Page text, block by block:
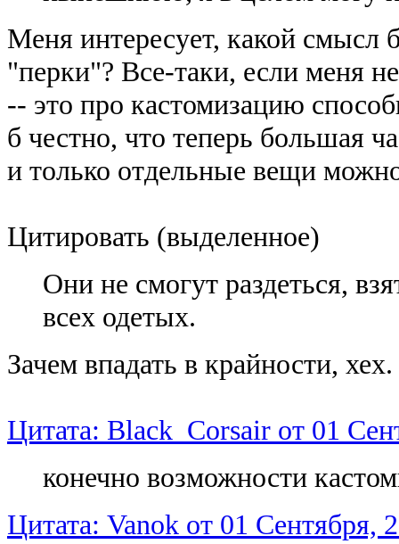
Меня интересует, какой смысл
"перки"? Все-таки, если меня
-- это про кастомизацию
б честно, что теперь большая
и только отдельные вещи
Цитировать (выделенное)
Они не смогут раздеться,
всех одетых.
Зачем впадать в крайности, хех.
Цитата: Black_Corsair от 01
конечно возможности
Цитата: Vanok от 01 Сентября,